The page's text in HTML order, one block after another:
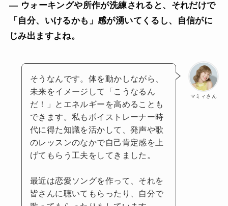
— ウォーキングや所作が洗練されると、それだけで
「自分、いけるかも」感が湧いてくるし、自信がに
じみ出ますよね。
マミィさん
そうなんです。体を動かしながら、
未来をイメージして「こうなるん
だ！」とエネルギーを高めることも
できます。私もボイストレーナー時
代に得た知識を活かして、発声や歌
のレッスンのなかで自己肯定感を上
げてもらう工夫をしてきました。
最近は恋愛ソングを作って、それを
皆さんに聴いてもらったり、自分で